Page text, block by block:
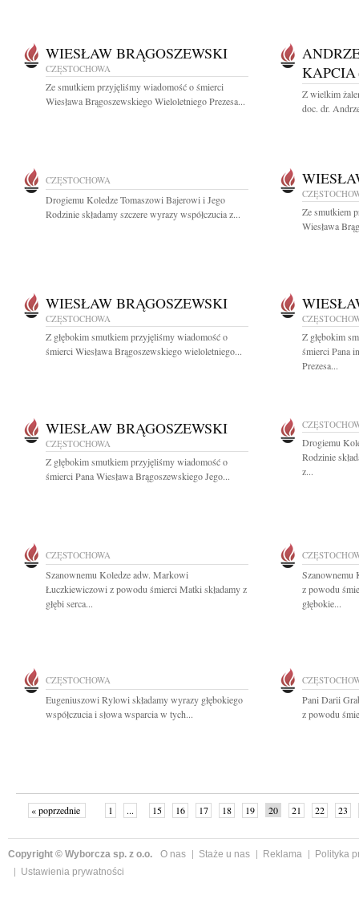
WIESŁAW BRĄGOSZEWSKI
CZĘSTOCHOWA
Ze smutkiem przyjęliśmy wiadomość o śmierci
Wiesława Brągoszewskiego Wieloletniego Prezesa...
KAPCIA
Z wielkim
doc. dr.
CZĘSTOCHOWA
Drogiemu Koledze Tomaszowi Bajerowi i Jego
Rodzinie składamy szczere wyrazy współczucia z...
Ze smutkiem
Wiesława
WIESŁAW BRĄGOSZEWSKI
CZĘSTOCHOWA
Z głębokim smutkiem przyjęliśmy wiadomość o
śmierci Wiesława Brągoszewskiego wieloletniego...
Z głębokim
śmierci Pana
Prezesa...
WIESŁAW BRĄGOSZEWSKI
CZĘSTOCHOWA
Z głębokim smutkiem przyjęliśmy wiadomość o
śmierci Pana Wiesława Brągoszewskiego Jego...
Drogiemu
Rodzinie
z...
CZĘSTOCHOWA
Szanownemu Koledze adw. Markowi
Łuczkiewiczowi z powodu śmierci Matki składamy z
głębi serca...
Szanownemu
z powodu
głębokie...
CZĘSTOCHOWA
Eugeniuszowi Rylowi składamy wyrazy głębokiego
współczucia i słowa wsparcia w tych...
Pani Darii
z powodu
« poprzednie 1 ... 15 16 17 18 19 20 21 22
23
Copyright © Wyborcza sp. z o.o. O nas Staże u nas Reklama
Polityka
Ustawienia prywatności